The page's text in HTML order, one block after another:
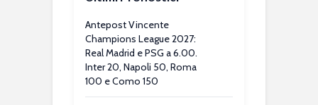
Antepost Vincente
Champions League 2027:
Real Madrid e PSG a 6.00.
Inter 20, Napoli 50, Roma
100 e Como 150